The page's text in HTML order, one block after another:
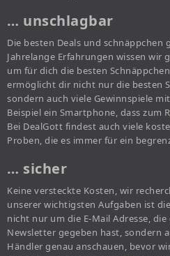
… unschlagbar
Die besten Deals und schnäppchen
Jahrelange Erfahrungen wissen wir
um für dich die besten
ermöglicht dir nicht nur die besten
sondern auch viele Gewinnspiele
Beispiel ein Smartphone, dass zum
Bei DealGott findest auch viele
Proben, die es immer für ein
… sicher
Keine versteckte Kosten, wir
unserer wichtigsten Aufgaben ist
nicht nur um die E-Mail Adresse,
Newsletter gegeben hast, sondern
Händler genau anschauen, bevor